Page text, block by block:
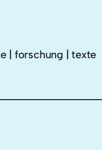
| forschung | texte